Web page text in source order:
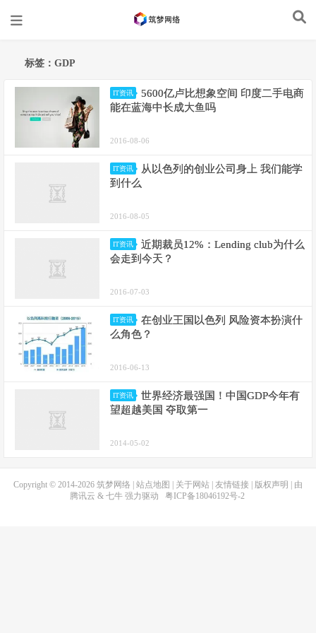
标签：GDP
IT资讯
5600亿卢比想象空间 印度二手电商
能在蓝海中长成大鱼吗
2016-08-06
IT资讯
从以色列的创业公司身上 我们能学
到什么
2016-08-05
IT资讯
近期裁员12%：Lending club为什么
会走到今天？
2016-07-03
IT资讯
在创业王国以色列 风险资本扮演什
么角色？
2016-06-13
IT资讯
世界经济最强国！中国GDP今年有
望超越美国 夺取第一
2014-05-02
Copyright © 2014-2026 筑梦网络 站点地图 关于网站 友情链接 版权声明
| 由
腾讯云 & 七牛强力驱动 粤ICP备18046192号-2